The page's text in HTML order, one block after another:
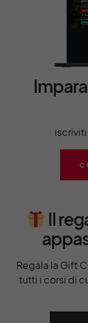
iscriviti
Il
Regala la Gift
tutti i corsi di